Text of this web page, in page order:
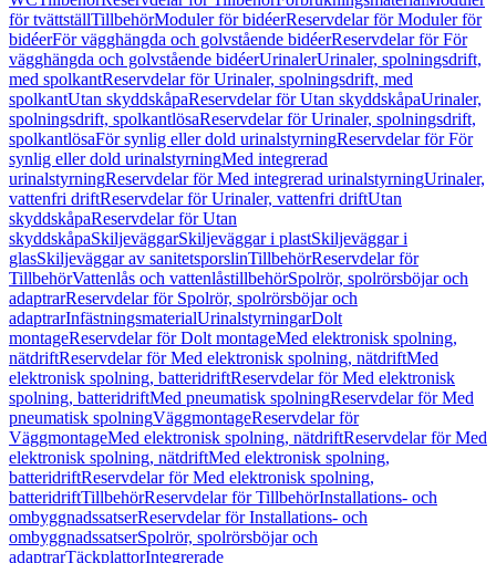
för tvättställTillbehörModuler för bidéerReservdelar för Moduler för
bidéerFör vägghängda och golvstående bidéerReservdelar för För
vägghängda och golvstående bidéerUrinalerUrinaler, spolningsdrift,
med spolkantReservdelar för Urinaler, spolningsdrift, med
spolkantUtan skyddskåpaReservdelar för Utan skyddskåpaUrinaler,
spolningsdrift, spolkantlösaReservdelar för Urinaler, spolningsdrift,
spolkantlösaFör synlig eller dold urinalstyrningReservdelar för För
synlig eller dold urinalstyrningMed integrerad
urinalstyrningReservdelar för Med integrerad urinalstyrningUrinaler,
vattenfri driftReservdelar för Urinaler, vattenfri driftUtan
skyddskåpaReservdelar för Utan
skyddskåpaSkiljeväggarSkiljeväggar i plastSkiljeväggar i
glasSkiljeväggar av sanitetsporslinTillbehörReservdelar för
TillbehörVattenlås och vattenlåstillbehörSpolrör, spolrörsböjar och
adaptrarReservdelar för Spolrör, spolrörsböjar och
adaptrarInfästningsmaterialUrinalstyrningarDolt
montageReservdelar för Dolt montageMed elektronisk spolning,
nätdriftReservdelar för Med elektronisk spolning, nätdriftMed
elektronisk spolning, batteridriftReservdelar för Med elektronisk
spolning, batteridriftMed pneumatisk spolningReservdelar för Med
pneumatisk spolningVäggmontageReservdelar för
VäggmontageMed elektronisk spolning, nätdriftReservdelar för Med
elektronisk spolning, nätdriftMed elektronisk spolning,
batteridriftReservdelar för Med elektronisk spolning,
batteridriftTillbehörReservdelar för TillbehörInstallations- och
ombyggnadssatserReservdelar för Installations- och
ombyggnadssatserSpolrör, spolrörsböjar och
adaptrarTäckplattorIntegrerade